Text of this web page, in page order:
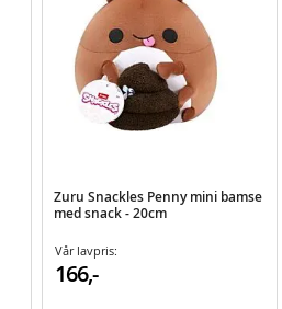
Zuru Snackles Penny mini bamse
med snack - 20cm
Vår lavpris:
166,-